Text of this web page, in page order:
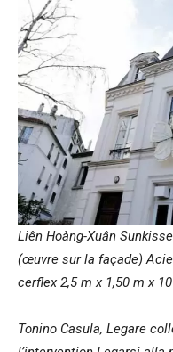
Liên Hoàng-Xuân
(œuvre sur la façade)
cerflex 2,5 m x 1,50 m x
Tonino Casula, Legare